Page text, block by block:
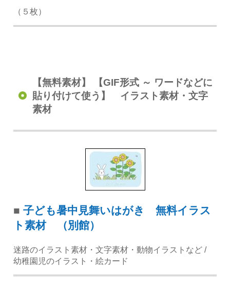
（５枚）
【無料素材】 【GIF形式 ～ ワードなどに
貼り付けて使う】 イラスト素材・文字
素材
■子ども暑中見舞いはがき 無料イラス
ト素材 （別館）
迷路のイラスト素材・文字素材・動物イラストなど /
幼稚園児のイラスト・絵カード